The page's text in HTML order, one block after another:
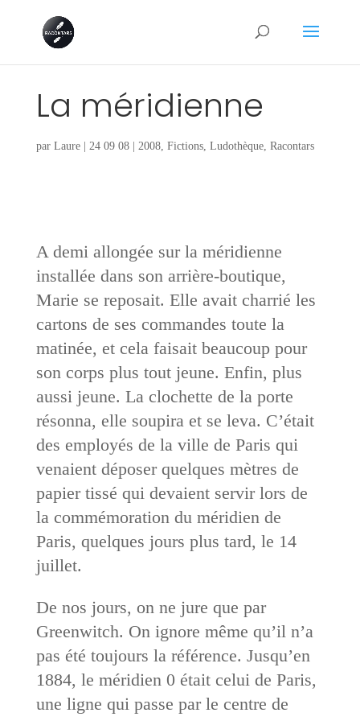
La méridienne
par Laure| 24 09 08| 2008, Fictions, Ludothèque, Racontars
A demi allongée sur la méridienne
installée dans son arrière-boutique,
Marie se reposait. Elle avait charrié les
cartons de ses commandes toute la
matinée, et cela faisait beaucoup pour
son corps plus tout jeune. Enfin, plus
aussi jeune. La clochette de la porte
résonna, elle soupira et se leva. C’était
des employés de la ville de Paris qui
venaient déposer quelques mètres de
papier tissé qui devaient servir lors de
la commémoration du méridien de
Paris, quelques jours plus tard, le 14
juillet.
De nos jours, on ne jure que par
Greenwitch. On ignore même qu’il n’a
pas été toujours la référence. Jusqu’en
1884, le méridien 0 était celui de Paris,
une ligne qui passe par le centre de